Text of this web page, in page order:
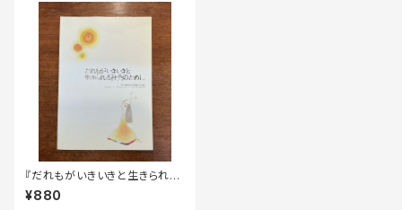
『だれもがいきいきと生きられる
社会のために 性差別撤廃部
会連続講座の記録＆「在日同胞
¥880